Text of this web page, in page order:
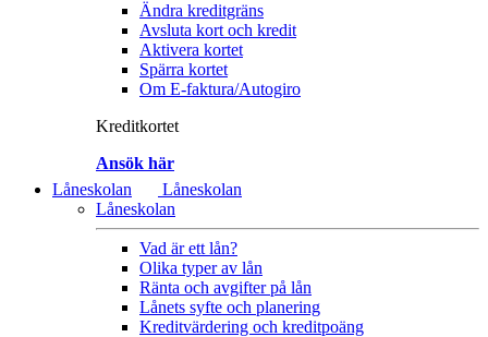
Ändra kreditgräns
Avsluta kort och kredit
Aktivera kortet
Spärra kortet
Om E-faktura/Autogiro
Kreditkortet
Ansök här
Låneskolan
Låneskolan
Låneskolan
Vad är ett lån?
Olika typer av lån
Ränta och avgifter på lån
Lånets syfte och planering
Kreditvärdering och kreditpoäng